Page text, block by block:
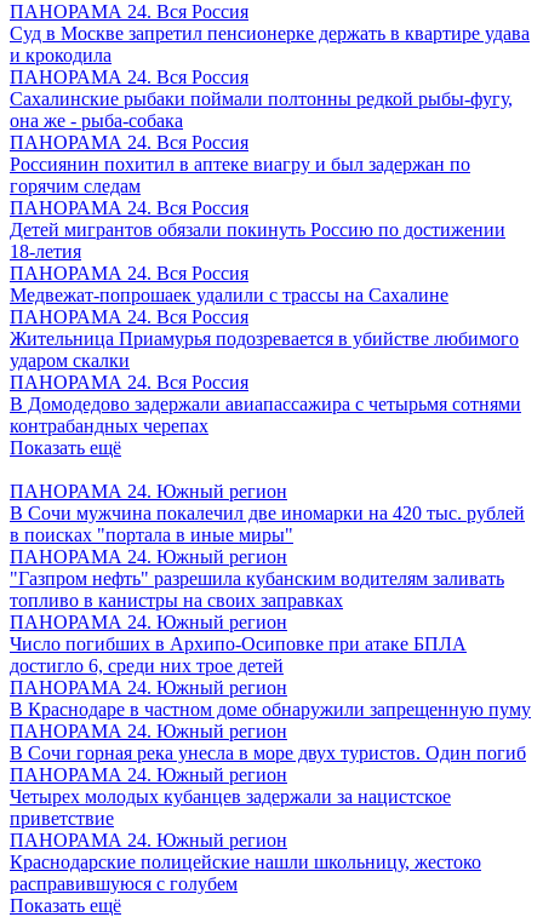
ПАНОРАМА 24. Вся Россия
Суд в Москве запретил пенсионерке держать в квартире удава
и крокодила
ПАНОРАМА 24. Вся Россия
Сахалинские рыбаки поймали полтонны редкой рыбы-фугу,
она же - рыба-собака
ПАНОРАМА 24. Вся Россия
Россиянин похитил в аптеке виагру и был задержан по
горячим следам
ПАНОРАМА 24. Вся Россия
Детей мигрантов обязали покинуть Россию по достижении
18-летия
ПАНОРАМА 24. Вся Россия
Медвежат-попрошаек удалили с трассы на Сахалине
ПАНОРАМА 24. Вся Россия
Жительница Приамурья подозревается в убийстве любимого
ударом скалки
ПАНОРАМА 24. Вся Россия
В Домодедово задержали авиапассажира с четырьмя сотнями
контрабандных черепах
Показать ещё
ПАНОРАМА 24. Южный регион
В Сочи мужчина покалечил две иномарки на 420 тыс. рублей
в поисках "портала в иные миры"
ПАНОРАМА 24. Южный регион
"Газпром нефть" разрешила кубанским водителям заливать
топливо в канистры на своих заправках
ПАНОРАМА 24. Южный регион
Число погибших в Архипо-Осиповке при атаке БПЛА
достигло 6, среди них трое детей
ПАНОРАМА 24. Южный регион
В Краснодаре в частном доме обнаружили запрещенную пуму
ПАНОРАМА 24. Южный регион
В Сочи горная река унесла в море двух туристов. Один погиб
ПАНОРАМА 24. Южный регион
Четырех молодых кубанцев задержали за нацистское
приветствие
ПАНОРАМА 24. Южный регион
Краснодарские полицейские нашли школьницу, жестоко
расправившуюся с голубем
Показать ещё